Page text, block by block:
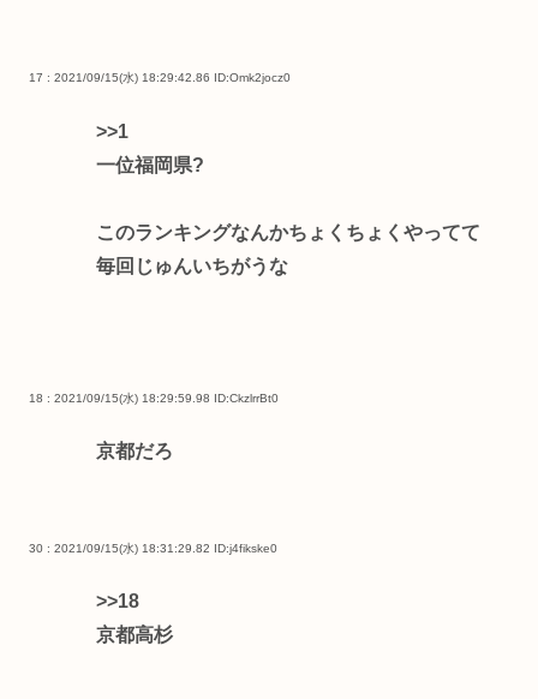
17 : 2021/09/15(水) 18:29:42.86 ID:Omk2jocz0
>>1
一位福岡県?
このランキングなんかちょくちょくやってて
毎回じゅんいちがうな
18 : 2021/09/15(水) 18:29:59.98 ID:CkzlrrBt0
京都だろ
30 : 2021/09/15(水) 18:31:29.82 ID:j4fikske0
>>18
京都高杉